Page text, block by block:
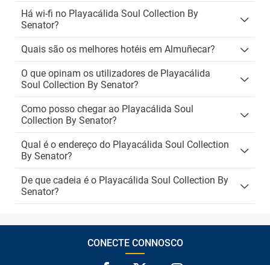
Há wi-fi no Playacálida Soul Collection By
Senator?
Quais são os melhores hotéis em Almuñecar?
O que opinam os utilizadores de Playacálida
Soul Collection By Senator?
Como posso chegar ao Playacálida Soul
Collection By Senator?
Qual é o endereço do Playacálida Soul Collection
By Senator?
De que cadeia é o Playacálida Soul Collection By
Senator?
CONECTE CONNOSCO